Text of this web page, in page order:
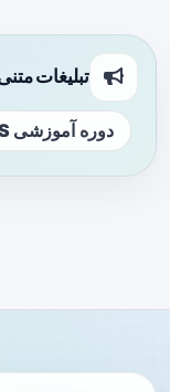
تبلیغات
دوره آموزشی ATLS